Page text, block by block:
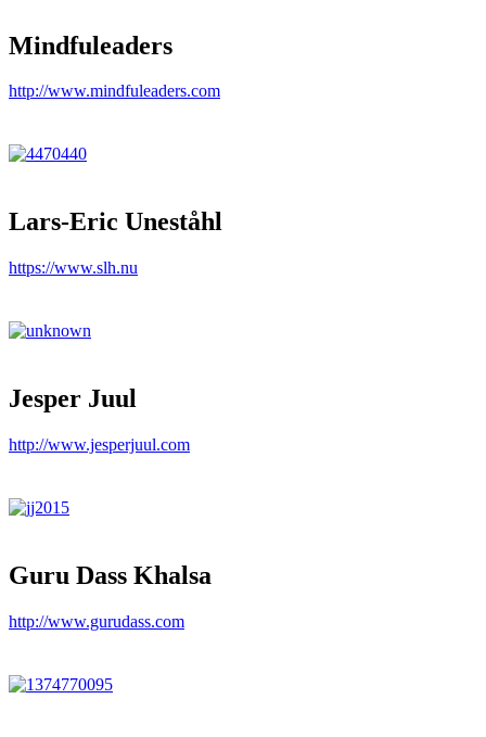
Mindfuleaders
http://www.mindfuleaders.com
Lars-Eric Uneståhl
https://www.slh.nu
Jesper Juul
http://www.jesperjuul.com
Guru Dass Khalsa
http://www.gurudass.com